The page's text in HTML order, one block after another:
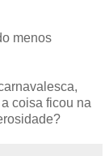
menos
coisa ficou na